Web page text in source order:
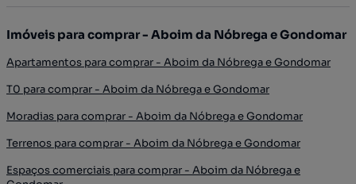
Imóveis para comprar - Aboim da Nóbrega e Gondomar
Apartamentos para comprar - Aboim da Nóbrega e Gondomar
T0 para comprar - Aboim da Nóbrega e Gondomar
Moradias para comprar - Aboim da Nóbrega e Gondomar
Terrenos para comprar - Aboim da Nóbrega e Gondomar
Espaços comerciais para comprar - Aboim da Nóbrega e